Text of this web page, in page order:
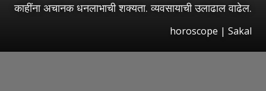
काहींना अचानक धनलाभाची शक्यता. व्यवसायाची उलाढाल वाढेल.
horoscope | Sakal